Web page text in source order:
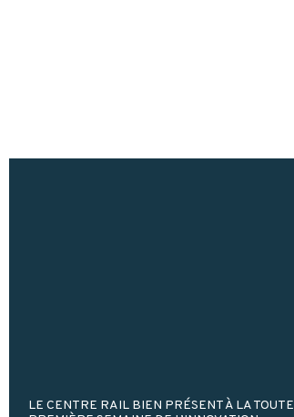
LE CENTRE RAIL BIEN PRÉSENT À LA TOUTE